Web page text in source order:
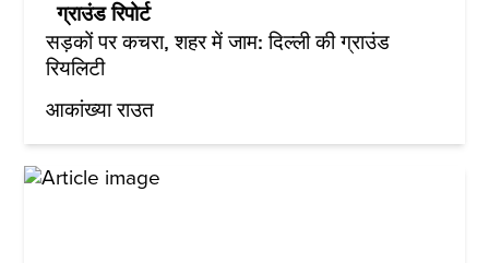
ग्राउंड रिपोर्ट
सड़कों पर कचरा, शहर में जाम: दिल्ली की ग्राउंड
रियलिटी
आकांख्या राउत